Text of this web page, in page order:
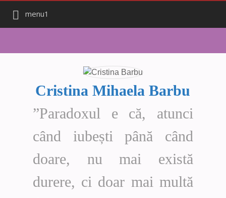
menu1
Cristina Mihaela Barbu
”Paradoxul e că, atunci
când iubești până când
doare, nu mai există
durere, ci doar mai multă